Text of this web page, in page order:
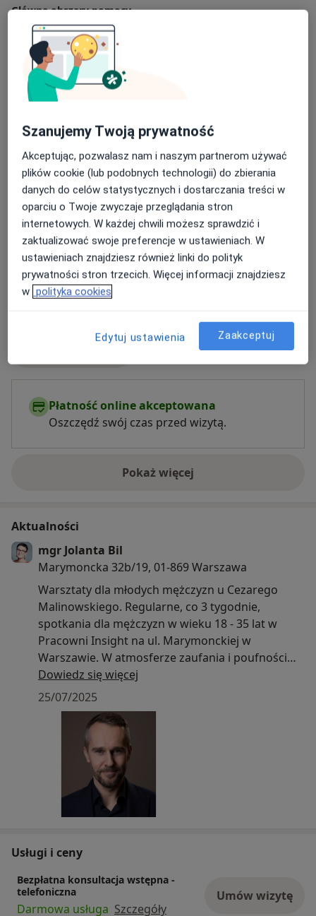
Główne obszary pomocy
DDA - dorosłe dzieci alkoholików
Zaburzenia nastroju
Lęki
Zaburzenia w relacjach międzyludzkich
Pacjenci których przyjmuję
Dorośli (Tylko pod niektórymi adresami)
Rodzaje konsultacji
StacjonarneZobacz lokalizacje (2)
Konsultacje onlineZobacz kalendarz online
Zdjęcia i filmy
Płatność online akceptowana
Oszczędź swój czas przed wizytą.
Pokaż więcejo doświadczeniu
Aktualności
mgr Jolanta Bil
Marymoncka 32b/19, 01-869 Warszawa
Warsztaty dla młodych mężczyzn u Cezarego
Malinowskiego. Regularne, co 3 tygodnie,
spotkania dla mężczyzn w wieku 18 - 35 lat w
Pracowni Insight na ul. Marymonckiej w
Warszawie. W atmosferze zaufania i poufności
będziemy rozmawiać o doświadczeniach i
trudnościach w relacjach z przyjaciółmi,
rodzicami, rodziną, partnerkami, partnerami,
żonami, dziećmi. Będziemy się zajmować
budowaniem zdrowej i satysfakcjonującej
męskości, dobrej samooceny, relacjami z innymi
mężczyznami. Zbudujemy wspólnie przestrzeń do
wymiany poglądów, dyskusji nad bieżącymi
sprawami tak aby każdy z uczestników mógł
września i października 2025. Zapraszam, Cezary
Malinowski, tel. 661 410 307
Dowiedz się więcej
25/07/2025
Usługi i ceny
Bezpłatna konsultacja wstępna -
telefoniczna
Darmowa usługa Szczegóły
Umów wizytę
Szanujemy Twoją prywatność
Akceptując, pozwalasz nam i naszym partnerom używać
plików cookie (lub podobnych technologii) do zbierania
danych do celów statystycznych i dostarczania treści w
oparciu o Twoje zwyczaje przeglądania stron
internetowych. W każdej chwili możesz sprawdzić i
zaktualizować swoje preferencje w ustawieniach. W
ustawieniach znajdziesz również linki do polityk
prywatności stron trzecich. Więcej informacji znajdziesz
w polityka cookies
Edytuj ustawienia Zaakceptuj